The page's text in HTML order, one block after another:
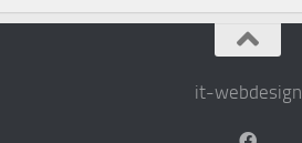
it-webdesign